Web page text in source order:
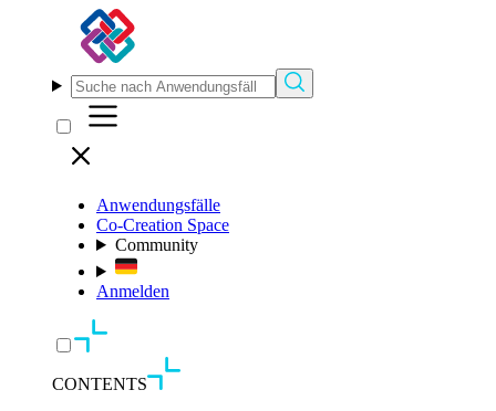
Anwendungsfälle
Co-Creation Space
Community
Anmelden
CONTENTS